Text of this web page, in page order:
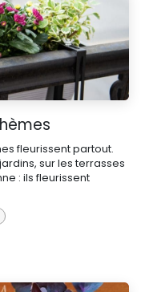
fleurissent partout.
sur les terrasses
: ils fleurissent